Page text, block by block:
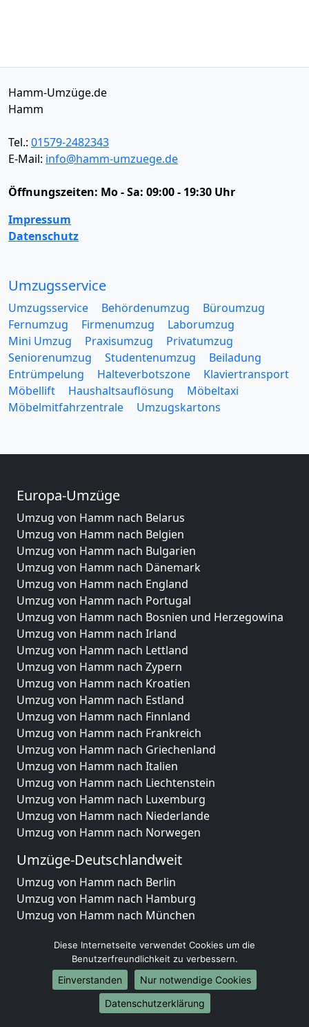
Hamm-Umzüge.de
Hamm
Tel.: 01579-2482343
E-Mail: info@hamm-umzuege.de
Öffnungszeiten: Mo - Sa: 09:00 - 19:30 Uhr
Impressum
Datenschutz
Umzugsservice
Umzugsservice Behördenumzug
Büroumzug
Fernumzug
Firmenumzug
Laborumzug
Mini Umzug
Praxisumzug
Privatumzug
Seniorenumzug
Studentenumzug
Beiladung
Entrümpelung
Halteverbotszone
Klaviertransport
Möbellift
Haushaltsauflösung
Möbeltaxi
Möbelmitfahrzentrale
Umzugskartons
Europa-Umzüge
Umzug von Hamm nach Belarus
Umzug von Hamm nach Belgien
Umzug von Hamm nach Bulgarien
Umzug von Hamm nach Dänemark
Umzug von Hamm nach England
Umzug von Hamm nach Portugal
Umzug von Hamm nach Bosnien und Herzegowina
Umzug von Hamm nach Irland
Umzug von Hamm nach Lettland
Umzug von Hamm nach Zypern
Umzug von Hamm nach Kroatien
Umzug von Hamm nach Estland
Umzug von Hamm nach Finnland
Umzug von Hamm nach Frankreich
Umzug von Hamm nach Griechenland
Umzug von Hamm nach Italien
Umzug von Hamm nach Liechtenstein
Umzug von Hamm nach Luxemburg
Umzug von Hamm nach Niederlande
Umzug von Hamm nach Norwegen
Umzüge-Deutschlandweit
Umzug von Hamm nach Berlin
Umzug von Hamm nach Hamburg
Umzug von Hamm nach München
Umzug von Hamm nach Frankfurt am Main
Umzug von Hamm nach Stuttgart
Umzug von Hamm nach Düsseldorf
Umzug von Hamm nach Leipzig
Umzug von Hamm nach Dortmund
Diese Internetseite verwendet Cookies um die
Benutzerfreundlichkeit zu verbessern.
Einverstanden
Nur notwendige Cookies
Datenschutzerklärung